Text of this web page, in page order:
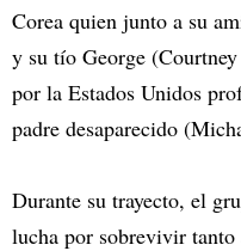
Corea quien junto a su
y su tío George
por la Estados Unidos
padre desaparecido
Durante su trayecto, el
lucha por sobrevivir